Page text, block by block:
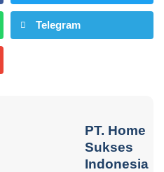
Telegram
PT. Home
Sukses
Indonesia